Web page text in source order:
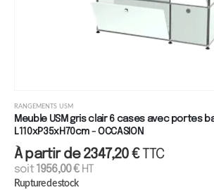
RANGEMENTS USM
Meuble USM gris clair 6 cases avec portes
L110xP35xH70cm - OCCASION
À partir de2347,20€ TTC
soit1956,00€HT
Rupture de stock